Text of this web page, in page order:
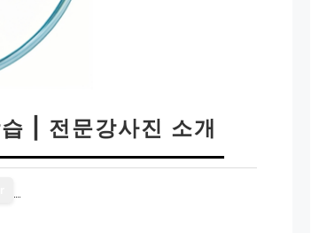
| 전문강사진 소개